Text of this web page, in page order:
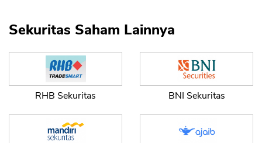
Sekuritas Saham Lainnya
RHB Sekuritas BNI Sekuritas